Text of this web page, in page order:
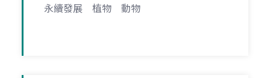
永續發展 植物 動物